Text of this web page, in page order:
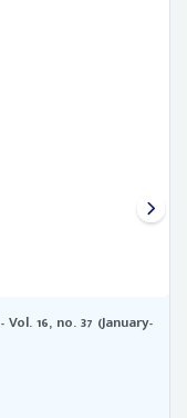
- Vol. 16, no. 37 (January-